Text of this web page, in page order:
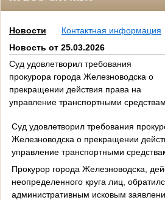
Новости
Контактная информация
Новость от 25.03.2026
Суд удовлетворил требования
прокурора города Железноводска о
прекращении действия права на
управление транспортными
Суд удовлетворил требования
Железноводска о прекращении
управление транспортными
Прокурор города Железноводска,
неопределенного круга лиц,
административным исковым